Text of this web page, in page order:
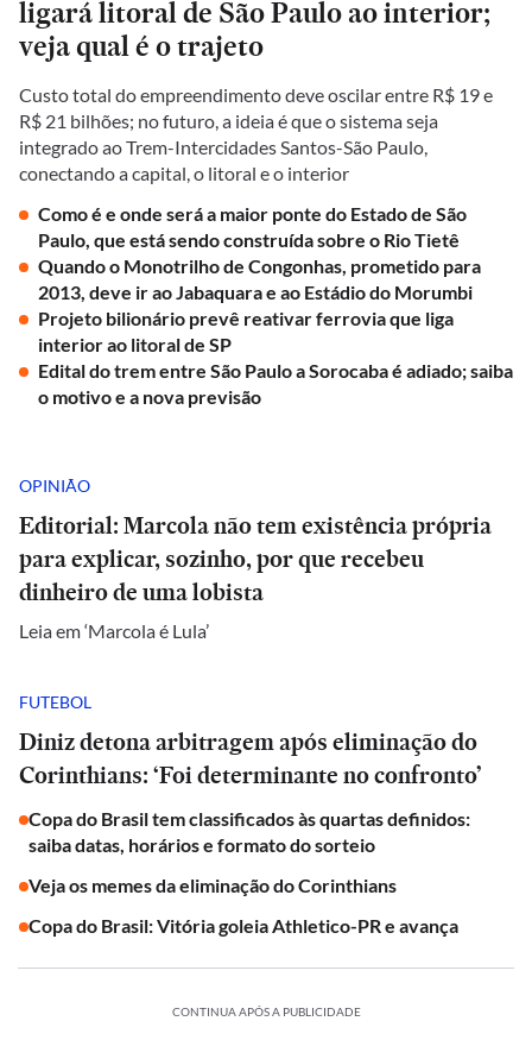
ligará litoral de São Paulo ao interior;
veja qual é o trajeto
Custo total do empreendimento deve oscilar entre R$ 19 e
R$ 21 bilhões; no futuro, a ideia é que o sistema seja
integrado ao Trem-Intercidades Santos-São Paulo,
conectando a capital, o litoral e o interior
Como é e onde será a maior ponte do Estado de São
Paulo, que está sendo construída sobre o Rio Tietê
Quando o Monotrilho de Congonhas, prometido para
2013, deve ir ao Jabaquara e ao Estádio do Morumbi
Projeto bilionário prevê reativar ferrovia que liga
interior ao litoral de SP
Edital do trem entre São Paulo a Sorocaba é adiado; saiba
o motivo e a nova previsão
OPINIÃO
Editorial: Marcola não tem existência própria
para explicar, sozinho, por que recebeu
dinheiro de uma lobista
Leia em ‘Marcola é Lula’
FUTEBOL
Diniz detona arbitragem após eliminação do
Corinthians: ‘Foi determinante no confronto’
Copa do Brasil tem classificados às quartas definidos:
saiba datas, horários e formato do sorteio
Veja os memes da eliminação do Corinthians
Copa do Brasil: Vitória goleia Athletico-PR e avança
CONTINUA APÓS A PUBLICIDADE